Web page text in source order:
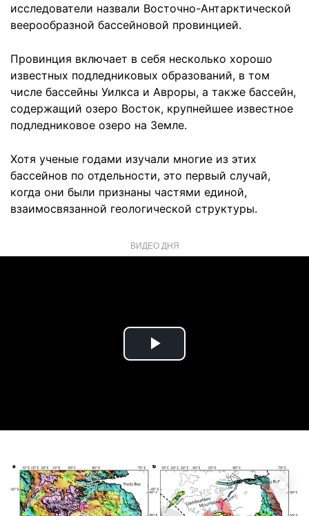
исследователи назвали Восточно-Антарктической
веерообразной бассейновой провинцией.
Провинция включает в себя несколько хорошо
известных подледниковых образований, в том
числе бассейны Уилкса и Авроры, а также бассейн,
содержащий озеро Восток, крупнейшее известное
подледниковое озеро на Земле.
Хотя ученые годами изучали многие из этих
бассейнов по отдельности, это первый случай,
когда они были признаны частями единой,
взаимосвязанной геологической структуры.
ВИДЕО ДНЯ
Play